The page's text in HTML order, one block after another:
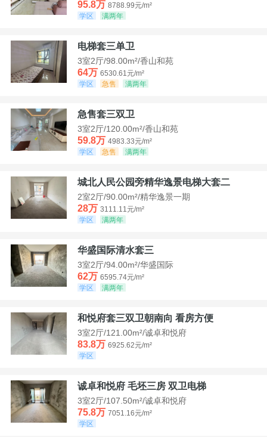
95.8万 8788.99元/m²
学区
满两年
电梯套三单卫
3室2厅/98.00m²/香山和苑
64万 6530.61元/m²
学区
急售 满两年
急售套三双卫
3室2厅/120.00m²/香山和苑
59.8万 4983.33元/m²
学区
急售 满两年
城北人民公园旁精华逸景电梯大套二
2室2厅/90.00m²/精华逸景一期
28万 3111.11元/m²
学区
满两年
华盛国际清水套三
3室2厅/94.00m²/华盛国际
62万 6595.74元/m²
学区
满两年
和悦府套三双卫朝南向 看房方便
3室2厅/121.00m²/诚卓和悦府
83.8万 6925.62元/m²
学区
诚卓和悦府 毛坯三房 双卫电梯
3室2厅/107.50m²/诚卓和悦府
75.8万 7051.16元/m²
学区